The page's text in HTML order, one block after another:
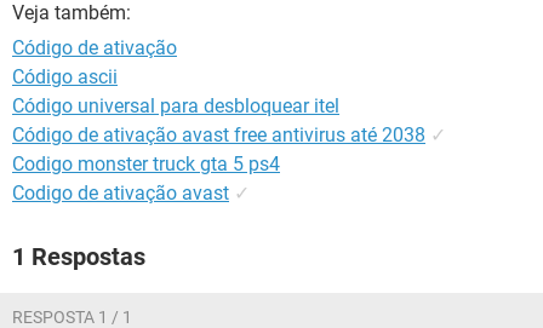
Veja também:
Código de ativação
Código ascii
Código universal para desbloquear itel
Código de ativação avast free antivirus até 2038 ✓
Codigo monster truck gta 5 ps4
Codigo de ativação avast ✓
1 Respostas
RESPOSTA 1 / 1